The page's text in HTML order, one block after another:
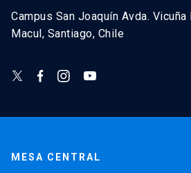
Campus San Joaquín Avda.
Macul, Santiago, Chile
MESA CENTRAL